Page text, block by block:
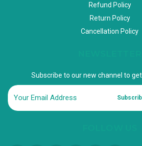
Refund Policy
Return Policy
Cancellation Policy
Subscribe to our new channel to